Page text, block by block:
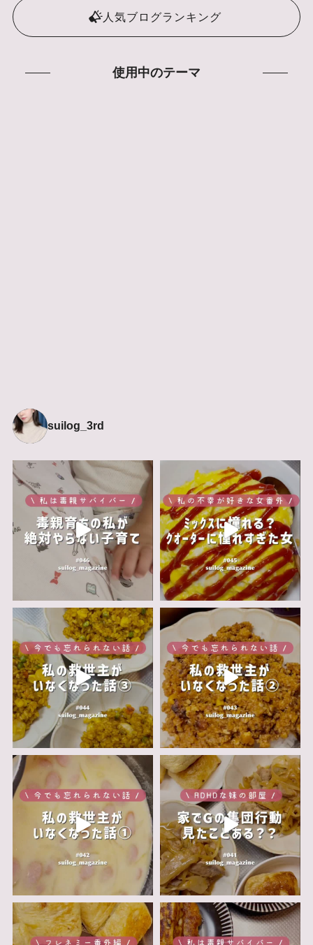
人気ブログランキング
使用中のテーマ
suilog_3rd